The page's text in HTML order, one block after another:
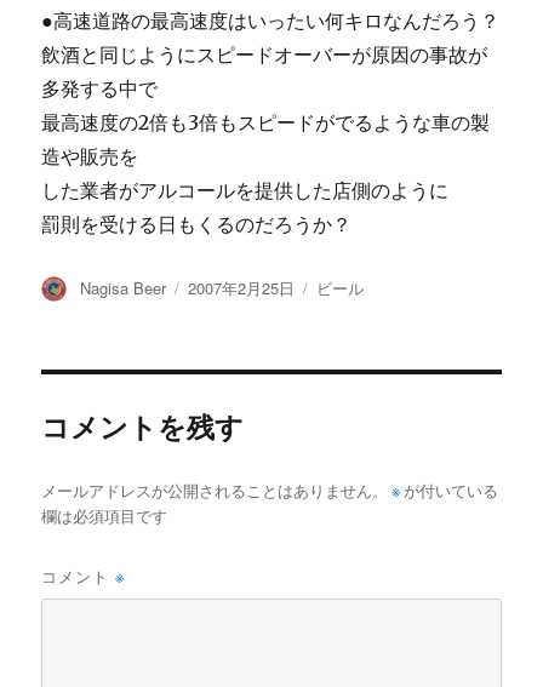
●高速道路の最高速度はいったい何キロなんだろう？
飲酒と同じようにスピードオーバーが原因の事故が
多発する中で
最高速度の2倍も3倍もスピードがでるような車の製
造や販売を
した業者がアルコールを提供した店側のように
罰則を受ける日もくるのだろうか？
投
Nagisa Beer
投
2007年2月25日
カ
ビール
コメントを残す
メールアドレスが公開されることはありません。 ※ が付いている
欄は必須項目です
コメント※